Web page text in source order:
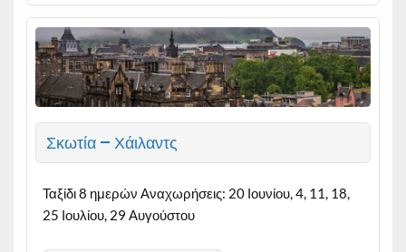
Σκωτία – Χάιλαντς
Ταξίδι 8 ημερών Αναχωρήσεις: 20 Ιουνίου, 4, 11, 18,
25 Ιουλίου, 29 Αυγούστου